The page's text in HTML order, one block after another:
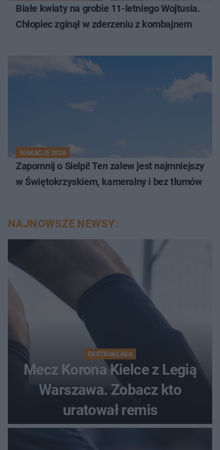
Białe kwiaty na grobie 11-letniego Wojtusia.
Chłopiec zginął w zderzeniu z kombajnem
WAKACJE 2026
Zapomnij o Sielpi! Ten zalew jest najmniejszy
w Świętokrzyskiem, kameralny i bez tłumów
NAJNOWSZE NEWSY:
EKSTRAKLASA
Mecz Korona Kielce z Legią
Warszawa. Zobacz kto
uratował remis